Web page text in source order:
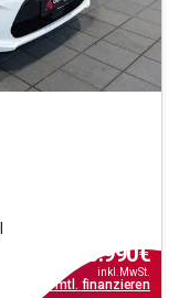
10.990€
inkl.MwSt.
99€mtl. finanzieren